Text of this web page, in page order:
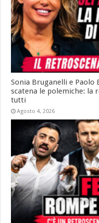
Sonia Bruganelli e
scatena le polemiche: la
tutti
Agosto 4, 2026